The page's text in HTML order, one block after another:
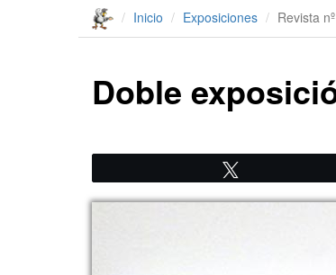
Inicio Exposiciones Revista
Doble